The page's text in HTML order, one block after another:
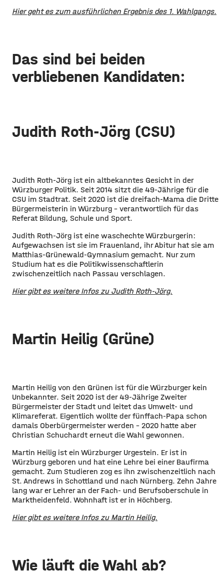
Hier geht es zum ausführlichen Ergebnis des 1. Wahlgangs.
Das sind bei beiden
verbliebenen Kandidaten:
Judith Roth-Jörg (CSU)
Judith Roth-Jörg ist ein altbekanntes Gesicht in der
Würzburger Politik. Seit 2014 sitzt die 49-Jährige für die
CSU im Stadtrat. Seit 2020 ist die dreifach-Mama die Dritte
Bürgermeisterin in Würzburg – verantwortlich für das
Referat Bildung, Schule und Sport.
Judith Roth-Jörg ist eine waschechte Würzburgerin:
Aufgewachsen ist sie im Frauenland, ihr Abitur hat sie am
Matthias-Grünewald-Gymnasium gemacht. Nur zum
Studium hat es die Politikwissenschaftlerin
zwischenzeitlich nach Passau verschlagen.
Hier gibt es weitere Infos zu Judith Roth-Jörg.
Martin Heilig (Grüne)
Martin Heilig von den Grünen ist für die Würzburger kein
Unbekannter. Seit 2020 ist der 49-Jährige Zweiter
Bürgermeister der Stadt und leitet das Umwelt- und
Klimareferat. Eigentlich wollte der fünffach-Papa schon
damals Oberbürgermeister werden – 2020 hatte aber
Christian Schuchardt erneut die Wahl gewonnen.
Martin Heilig ist ein Würzburger Urgestein. Er ist in
Würzburg geboren und hat eine Lehre bei einer Baufirma
gemacht. Zum Studieren zog es ihn zwischenzeitlich nach
St. Andrews in Schottland und nach Nürnberg. Zehn Jahre
lang war er Lehrer an der Fach- und Berufsoberschule in
Marktheidenfeld. Wohnhaft ist er in Höchberg.
Hier gibt es weitere Infos zu Martin Heilig.
Wie läuft die Wahl ab?